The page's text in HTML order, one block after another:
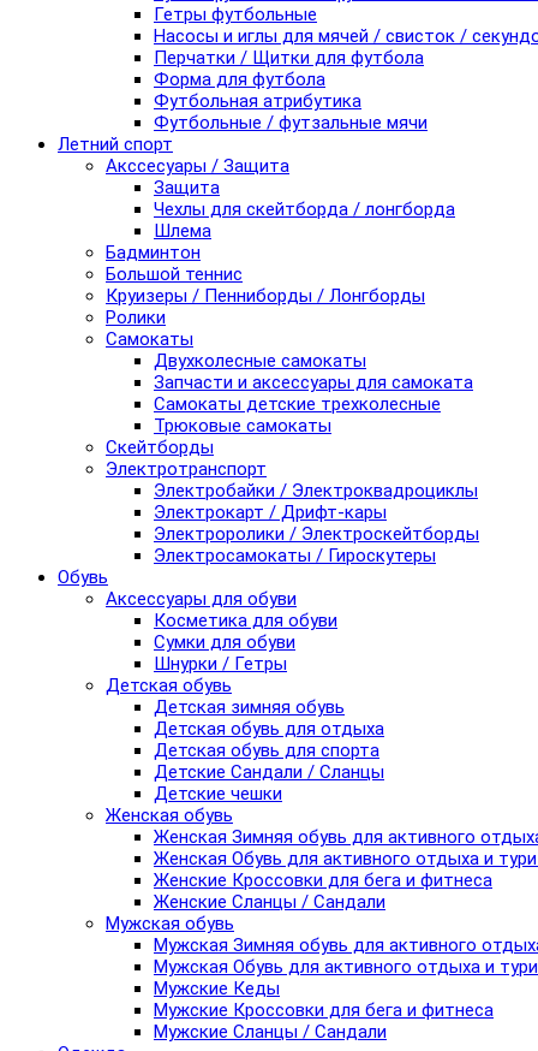
Гетры футбольные
Насосы и иглы для мячей / свисток /
Перчатки / Щитки для футбола
Форма для футбола
Футбольная атрибутика
Футбольные / футзальные мячи
Летний спорт
Акссесуары / Защита
Защита
Чехлы для скейтборда / лонгборда
Шлема
Бадминтон
Большой теннис
Круизеры / Пенниборды / Лонгборды
Ролики
Самокаты
Двухколесные самокаты
Запчасти и аксессуары для самоката
Самокаты детские трехколесные
Трюковые самокаты
Скейтборды
Электротранспорт
Электробайки / Электроквадроциклы
Электрокарт / Дрифт-кары
Электроролики / Электроскейтборды
Электросамокаты / Гироскутеры
Обувь
Аксессуары для обуви
Косметика для обуви
Сумки для обуви
Шнурки / Гетры
Детская обувь
Детская зимняя обувь
Детская обувь для отдыха
Детская обувь для спорта
Детские Сандали / Сланцы
Детские чешки
Женская обувь
Женская Зимняя обувь для активного
Женская Обувь для активного отдыха и
Женские Кроссовки для бега и фитнеса
Женские Сланцы / Сандали
Мужская обувь
Мужская Зимняя обувь для активного
Мужская Обувь для активного отдыха и
Мужские Кеды
Мужские Кроссовки для бега и фитнеса
Мужские Сланцы / Сандали